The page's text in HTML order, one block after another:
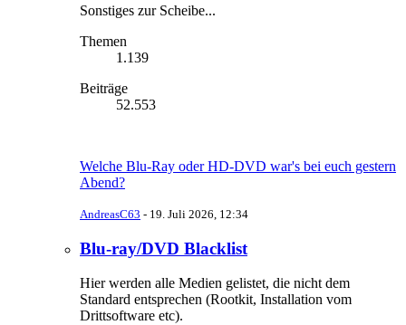
Sonstiges zur Scheibe...
Themen
1.139
Beiträge
52.553
Welche Blu-Ray oder HD-DVD war's bei euch gestern
Abend?
AndreasC63 - 19. Juli 2026, 12:34
Blu-ray/DVD Blacklist
Hier werden alle Medien gelistet, die nicht dem
Standard entsprechen (Rootkit, Installation vom
Drittsoftware etc).